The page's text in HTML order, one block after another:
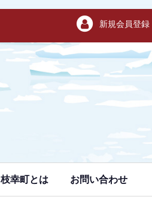
新規会員登録
枝幸町とは お問い合わせ